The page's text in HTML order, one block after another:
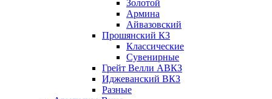
Золотой
Армина
Айвазовский
Прошянский КЗ
Классические
Сувенирные
Грейт Велли АВКЗ
Иджеванский ВКЗ
Разные